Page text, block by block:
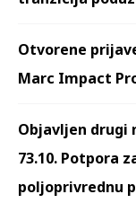
Otvorene
Marc Impact
Objavljen drugi
73.10. Potpora
poljoprivrednu